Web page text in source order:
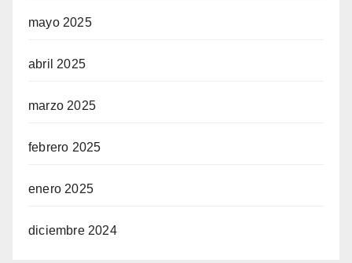
mayo 2025
abril 2025
marzo 2025
febrero 2025
enero 2025
diciembre 2024